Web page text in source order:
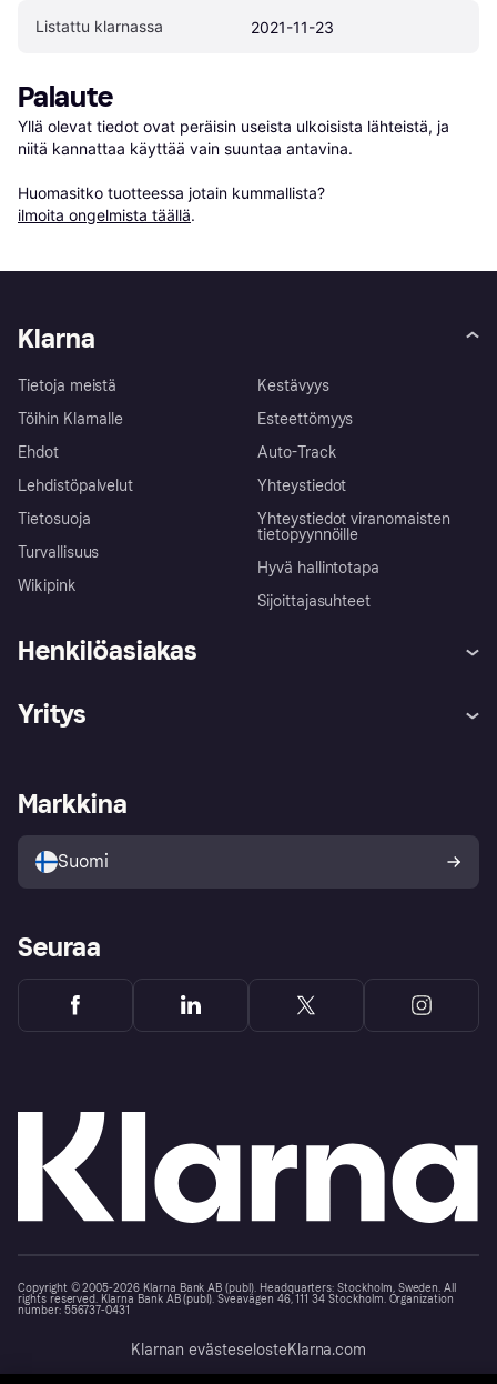
Listattu klarnassa 2021-11-23
Palaute
Yllä olevat tiedot ovat peräisin useista ulkoisista lähteistä, ja
niitä kannattaa käyttää vain suuntaa antavina.
Huomasitko tuotteessa jotain kummallista?
ilmoita ongelmista täällä.
Klarna
Tietoja meistä
Töihin Klarnalle
Ehdot
Lehdistöpalvelut
Tietosuoja
Turvallisuus
Wikipink
Kestävyys
Esteettömyys
Auto-Track
Yhteystiedot
Yhteystiedot viranomaisten
tietopyynnöille
Hyvä hallintotapa
Sijoittajasuhteet
Henkilöasiakas
Kirjaudu sisään
Tutustu kauppoihin
Ostajan turva
Yritys
Kirjaudu sisään yrityksenä
Markkina
Suomi
Seuraa
Copyright © 2005-2026 Klarna Bank AB (publ). Headquarters: Stockholm, Sweden. All
rights reserved. Klarna Bank AB (publ). Sveavägen 46, 111 34 Stockholm. Organization
number: 556737-0431
Klarnan evästeselosteKlarna.com